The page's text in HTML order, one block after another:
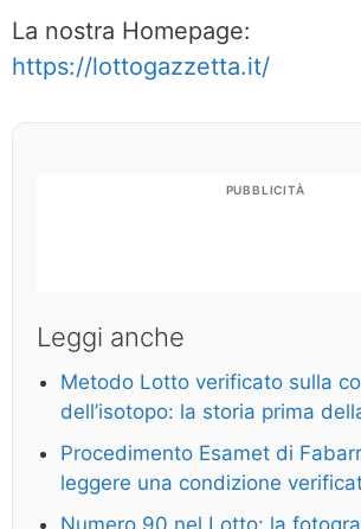
La nostra Homepage:
https://lottogazzetta.it/
PUBBLICITÀ
Leggi anche
Metodo Lotto verificato sulla
dell’isotopo: la storia prima
Procedimento Esamet di
leggere una condizione